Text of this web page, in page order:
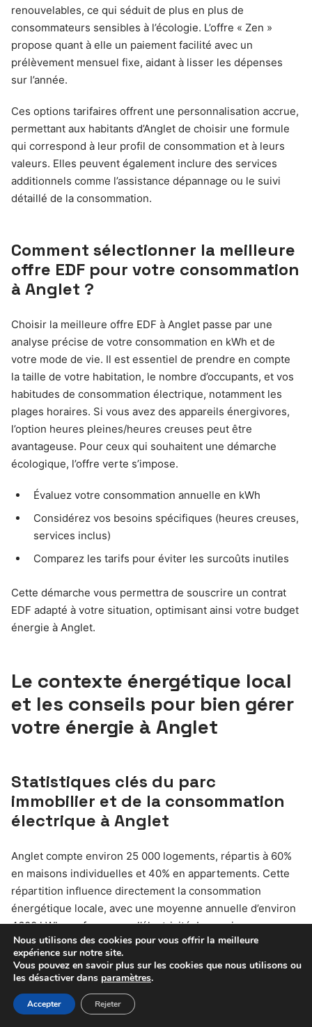
renouvelables, ce qui séduit de plus en plus de
consommateurs sensibles à l’écologie. L’offre « Zen »
propose quant à elle un paiement facilité avec un
prélèvement mensuel fixe, aidant à lisser les dépenses
sur l’année.
Ces options tarifaires offrent une personnalisation accrue,
permettant aux habitants d’Anglet de choisir une formule
qui correspond à leur profil de consommation et à leurs
valeurs. Elles peuvent également inclure des services
additionnels comme l’assistance dépannage ou le suivi
détaillé de la consommation.
Comment sélectionner la meilleure
offre EDF pour votre consommation
à Anglet ?
Choisir la meilleure offre EDF à Anglet passe par une
analyse précise de votre consommation en kWh et de
votre mode de vie. Il est essentiel de prendre en compte
la taille de votre habitation, le nombre d’occupants, et vos
habitudes de consommation électrique, notamment les
plages horaires. Si vous avez des appareils énergivores,
l’option heures pleines/heures creuses peut être
avantageuse. Pour ceux qui souhaitent une démarche
écologique, l’offre verte s’impose.
Évaluez votre consommation annuelle en kWh
Considérez vos besoins spécifiques (heures creuses,
services inclus)
Comparez les tarifs pour éviter les surcoûts inutiles
Cette démarche vous permettra de souscrire un contrat
EDF adapté à votre situation, optimisant ainsi votre budget
énergie à Anglet.
Le contexte énergétique local
et les conseils pour bien gérer
votre énergie à Anglet
Statistiques clés du parc
immobilier et de la consommation
électrique à Anglet
Anglet compte environ 25 000 logements, répartis à 60%
en maisons individuelles et 40% en appartements. Cette
répartition influence directement la consommation
énergétique locale, avec une moyenne annuelle d’environ
4600 kWh par foyer pour l’électricité. Les maisons,
souvent plus spacieuses, ont une consommation
légèrement supérieure, notamment en chauffage
électrique. Ces chiffres sont essentiels pour comprendre
les besoins énergétiques de la commune et adapter les
offres EDF en conséquence.
Nous utilisons des cookies pour vous offrir la meilleure
expérience sur notre site.
Vous pouvez en savoir plus sur les cookies que nous utilisons ou
les désactiver dans paramètres.
Accepter Rejeter